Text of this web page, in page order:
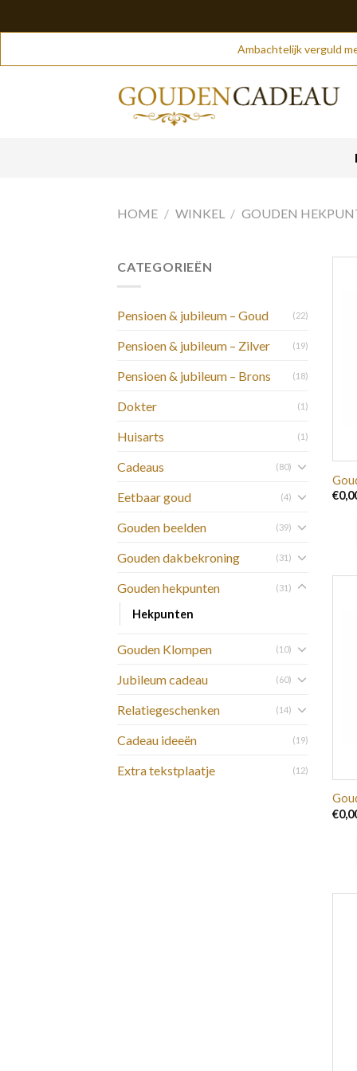
Ambachtelijk verguld
HOME / WINKEL / GOUDEN
CATEGORIEËN
Pensioen & jubileum – Goud (22)
Pensioen & jubileum – Zilver (19)
Pensioen & jubileum – Brons (18)
Dokter (1)
Huisarts (1)
Cadeaus (80)
Eetbaar goud (4)
Gouden beelden (39)
Gouden dakbekroning (31)
Gouden hekpunten (31)
Hekpunten
Gouden Klompen (10)
Jubileum cadeau (60)
Relatiegeschenken (14)
Cadeau ideeën (19)
Extra tekstplaatje (12)
€
€